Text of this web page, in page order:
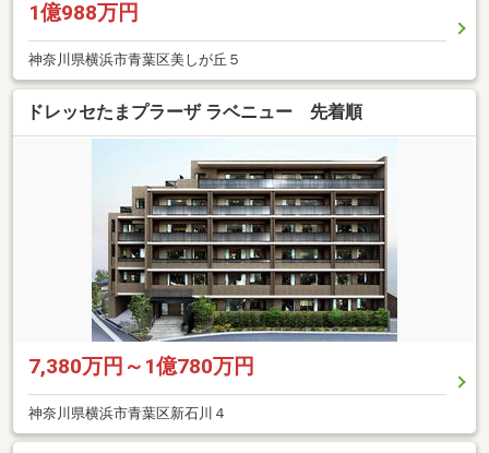
1億988万円
神奈川県横浜市青葉区美しが丘５
ドレッセたまプラーザ ラベニュー 先着順
7,380万円～1億780万円
神奈川県横浜市青葉区新石川４